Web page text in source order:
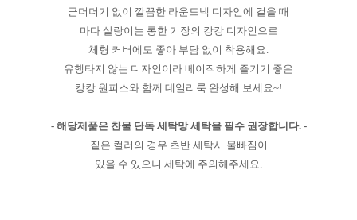
군더더기 없이 깔끔한 라운드넥 디자인에 걸을 때
마다 살랑이는 롱한 기장의 캉캉 디자인으로
체형 커버에도 좋아 부담 없이 착용해요.
유행타지 않는 디자인이라 베이직하게 즐기기 좋은
캉캉 원피스와 함께 데일리룩 완성해 보세요~!
- 해당제품은 찬물 단독 세탁망 세탁을 필수 권장합니다. -
짙은 컬러의 경우 초반 세탁시 물빠짐이
있을 수 있으니 세탁에 주의해주세요.